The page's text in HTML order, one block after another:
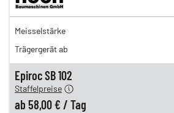
Epiroc SB 102
98,00 €
81,00 €
67,00 €
Staffelpreise
ab 58,00 € / Tag
12,00 €
Meisselstärke
Trägergerät ab